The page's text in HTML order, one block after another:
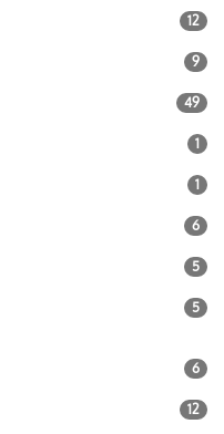
12
9
49
1
1
6
5
5
6
12